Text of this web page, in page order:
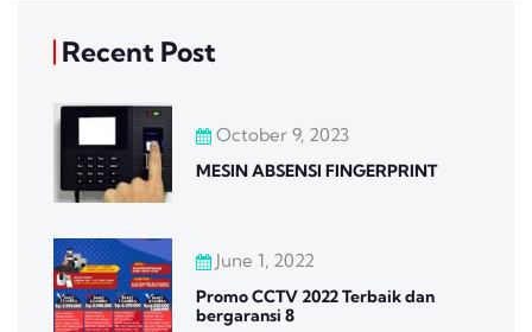
Recent Post
October 9, 2023
MESIN ABSENSI FINGERPRINT
June 1, 2022
Promo CCTV 2022 Terbaik dan
bergaransi 8